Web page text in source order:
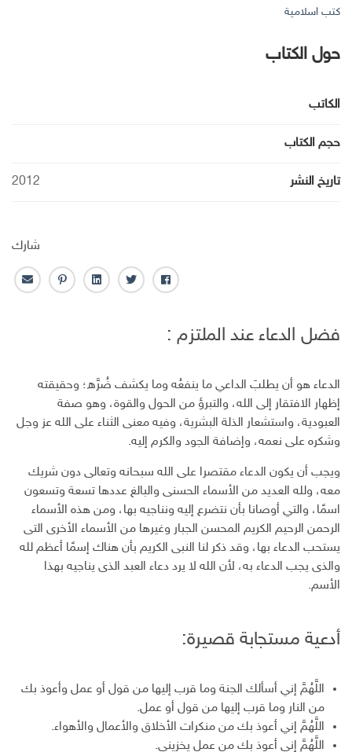
كتب اسلامية
حول الكتاب
الكاتب
حجم الكتاب
تاريخ النشر 2012
شارك
ف
ك
ت
ل
ا
ن
ب
ا
إ
ي
فضل الدعاء عند الملتزم :
الدعاء هو أن يطلبَ الداعي ما ينفعُه وما يكشف ضُرَّه؛ وحقيقته
إظهار الافتقار إلى الله، والتبرؤ من الحول والقوة، وهو صفة
العبودية، واستشعار الذلة البشرية، وفيه معنى الثناء على الله عز وجل
وشكره على نعمه، وإضافة الجود والكرم إليه.
ويجب أن يكون الدعاء مقتصرا على الله سبحانه وتعالى دون شريك
معه، ولله العديد من الأسماء الحسنى والبالغ عددها تسعة وتسعون
اسمًا، والتي أوصانا بأن نتضرع إليه ونناجيه بها، ومن هذه الأسماء
الرحمن الرحيم الكريم المحسن الجبار وغيرها من الأسماء الأخرى التى
يستحب الدعاء بها، وقد ذكر لنا النبى الكريم بأن هناك إسمًا أعظم لله
والذى يجب الدعاء به، لأن الله لا يرد دعاء العبد الذى يناجيه بهذا
الأسم.
أدعية مستجابة قصيرة:
اللَّهُمَّ إني أسألك الجنة وما قرب إليها من قول أو عمل وأعوذ بك
من النار وما قرب إليها من قول أو عمل.
اللَّهُمَّ إني أعوذ بك من منكرات الأخلاق والأعمال والأهواء.
اللَّهُمَّ إني أعوذ بك من عمل يخزيني.